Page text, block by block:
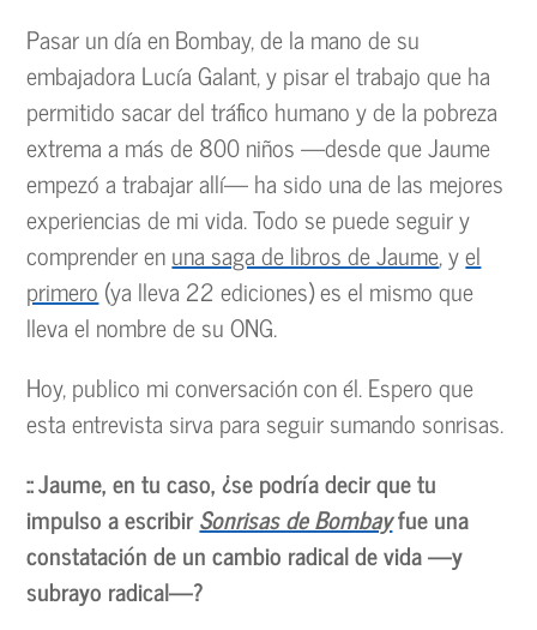
Pasar un día en Bombay, de la mano de su
embajadora Lucía Galant, y pisar el trabajo que ha
permitido sacar del tráfico humano y de la pobreza
extrema a más de 800 niños —desde que Jaume
empezó a trabajar allí— ha sido una de las mejores
experiencias de mi vida. Todo se puede seguir y
comprender enuna saga de libros de Jaume, yel
primero (ya lleva 22 ediciones) es el mismo que
lleva el nombre de su ONG.
Hoy, publico mi conversación con él. Espero que
esta entrevista sirva para seguir sumando sonrisas.
:: Jaume, en tu caso, ¿se podría decir que tu
impulso a escribirSonrisas de Bombayfue una
constatación de un cambio radical de vida —y
subrayo radical—?